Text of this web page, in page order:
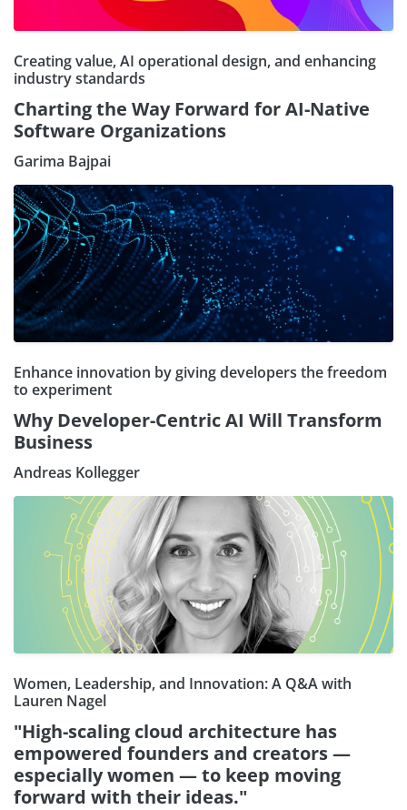
Creating value, AI operational design, and enhancing
industry standards
Charting the Way Forward for AI-Native
Software Organizations
Garima Bajpai
Enhance innovation by giving developers the freedom
to experiment
Why Developer-Centric AI Will Transform
Business
Andreas Kollegger
Women, Leadership, and Innovation: A Q&A with
Lauren Nagel
"High-scaling cloud architecture has
empowered founders and creators —
especially women — to keep moving
forward with their ideas."